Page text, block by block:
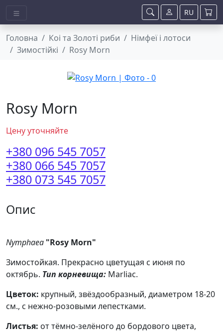
Головна Коі та Золоті риби
Німфеї і лотоси
Зимостійкі
Rosy Morn
Rosy Morn
Цену уточняйте
+380 096 545 7057
+380 066 545 7057
+380 073 545 7057
Опис
Nymphaea "Rosy Morn"
Зимостойкая. Прекрасно цветущая с июня по
октябрь. Тип корневища: Marliac.
Цветок: крупный, звёздообразный, диаметром 18-20
см., с нежно-розовыми лепестками.
Листья: от тёмно-зелёного до бордового цвета,
RU